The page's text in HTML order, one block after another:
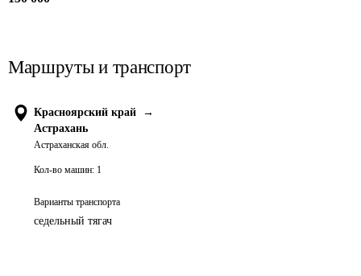
Маршруты и транспорт
Красноярский край
→
Астрахань
Астраханская обл.
Кол-во машин: 1
Варианты транспорта
седельный тягач